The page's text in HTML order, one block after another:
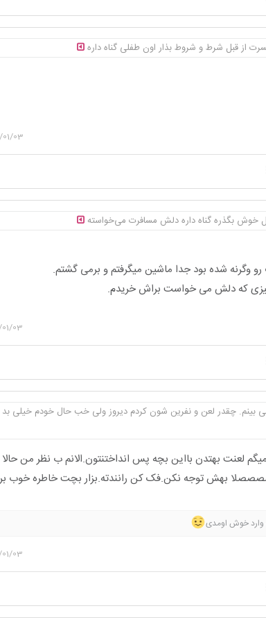
از قبل شرط و شروط بذار اون طفلی گناه داره
01/03
خوش بگذره گناه داره دلش مسافرت می‌خواسته
وگرنه شده بود جدا ماشین میگرفتم و برمی گشتم.
چیزی که دلش می خواست براش خریدم.
03
بینم. چقدر لعن و نفرین شون کردم دیروز ولی خب حال خودم خیلی
لعنت بهتدن بااین بچه پس انداختنتون.الانم ب نظر من
بهش توجه نکن‌.فک کن رانندته.بزار بچت خاطره خوب
وارد خوش اومدی
03